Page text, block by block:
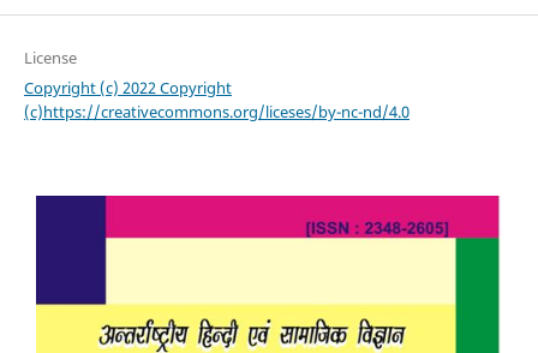
License
Copyright (c) 2022 Copyright
(c)https://creativecommons.org/liceses/by-nc-nd/4.0